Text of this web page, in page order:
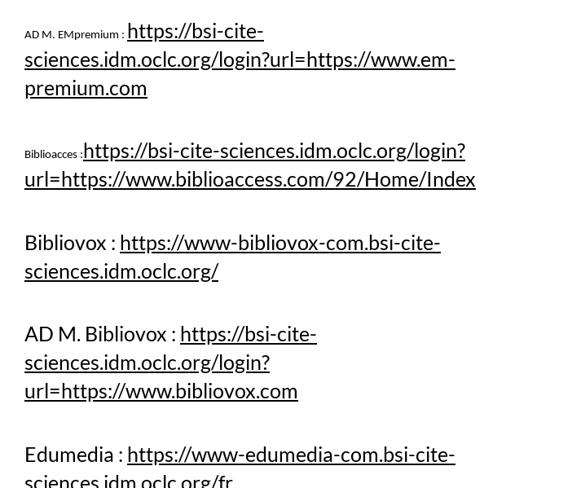
AD M. EMpremium : https://bsi-cite-
sciences.idm.oclc.org/login?url=https://www.em-
premium.com
Biblioacces :https://bsi-cite-sciences.idm.oclc.org/login?
url=https://www.biblioaccess.com/92/Home/Index
Bibliovox : https://www-bibliovox-com.bsi-cite-
sciences.idm.oclc.org/
AD M. Bibliovox : https://bsi-cite-
sciences.idm.oclc.org/login?
url=https://www.bibliovox.com
Edumedia : https://www-edumedia-com.bsi-cite-
sciences.idm.oclc.org/fr